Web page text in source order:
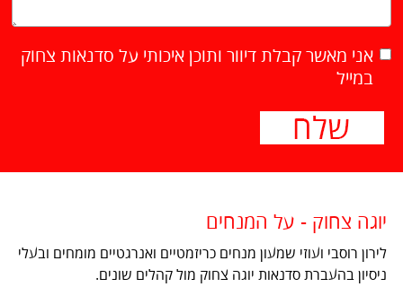
אני מאשר קבלת דיוור ותוכן איכותי על סדנאות צחוק
במייל
יוגה צחוק - על המנחים
לירון רוסבי ועוזי שמעון מנחים כריזמטיים ואנרגטיים מומחים ובעלי
ניסיון בהעברת סדנאות יוגה צחוק מול קהלים שונים.